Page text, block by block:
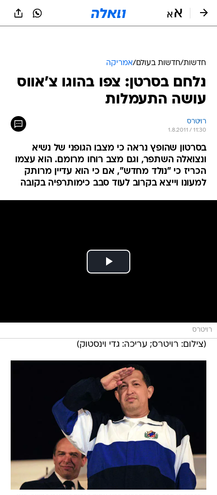
חדשות/חדשות בעולם/אמריקה
נלחם בסרטן: צפו בהוגו צ'אווס
עושה התעמלות
רויטרס
1.8.2011 / 11:30
בסרטון שהופץ נראה כי מצבו הגופני של נשיא
ונצואלה השתפר, וגם מצב רוחו מרומם. הוא עצמו
הכריז כי "נולד מחדש", אם כי הוא עדיין מרותק
למעונו וייצא בקרוב לעוד סבב כימותרפיה בקובה
רויטרס
(צילום: רויטרס; עריכה: גדי וינסטוק)